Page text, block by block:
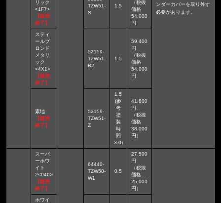
ンダーカバーを取り外す
必要があります。
リック
<1F7>
【販売
終了】
TZW51-
S
1.5
（税抜
価格
54,000
円
スティ
ールブ
ロンド
メタリ
ック
<4X1>
【販売
終了】
52159-
TZW51-
B2
1.5
59,400
円
（税抜
価格
54,000
円
素地
【販売
終了】
52159-
TZW51-
Z
1.5
(参
考
塗
装
時
間
3.0)
41,800
円
（税抜
価格
38,000
円）
スーパ
ーホワ
イト
2<040>
【販売
終了】
64440-
TZW50-
W1
0.5
27,500
円
（税抜
価格
25,000
円）
ホワイ